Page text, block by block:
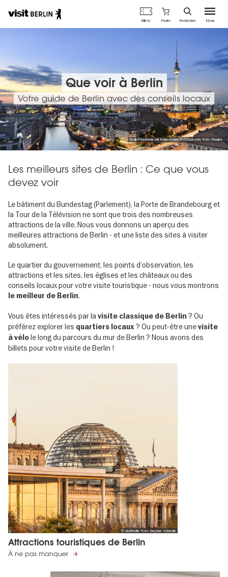
Portail
officiel
Menu
Billets Panier Rechercher
Que voir à Berlin
Votre guide de Berlin avec des conseils locaux
Berlin Panorama mit Fernsehturm © iStock.com, Foto: Mapics
Les meilleurs sites de Berlin : Ce que vous
devez voir
Le bâtiment du Bundestag (Parlement), la Porte de Brandebourg et
la Tour de la Télévision ne sont que trois des nombreuses
attractions de la ville. Nous vous donnons un aperçu des
meilleures attractions de Berlin - et une liste des sites à visiter
absolument.
Le quartier du gouvernement, les points d’observation, les
attractions et les sites, les églises et les châteaux ou des
conseils locaux pour votre visite touristique - nous vous montrons
le meilleur de Berlin.
Vous êtes intéressés par lavisite classique de Berlin ? Ou
préférez explorer les quartiers locaux? Ou peut-être unevisite
à vélo le long du parcours du mur de Berlin ? Nous avons des
billets pour votre visite de Berlin !
© visitBerlin, Foto: Dagmar Schwelle
Attractions touristiques de Berlin
À ne pas manquer